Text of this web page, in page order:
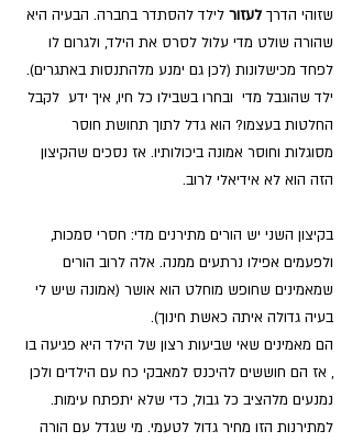
שזוהי הדרך לעזור לילד להסתדר בחברה. הבעיה היא
שהורה שולט מדי עלול לסרס את הילד, ולגרום לו
לפחד מכישלונות (לכן גם ימנע מלהתנסות באתגרים).
ילד שהוגבל מדי  ובחרו בשבילו כל חיו, איך ידע  לקבל
החלטות בעצמו? הוא גדל לתוך תחושת חוסר
מסוגלות וחוסר אמונה ביכולותיו. אז נסכים שהקיצון
הזה הוא לא אידיאלי לרוב.
בקיצון השני יש הורים מתירנים מדי: חסרי סמכות,
ולפעמים אפילו נרתעים ממנה. אלה לרוב הורים
שמאמינים שחופש מוחלט הוא אושר (אמונה שיש לי
בעיה גדולה איתה כאשת חינוך).
הם מאמינים שאי שביעות רצון של הילד היא פגיעה בו
, אז הם חוששים להיכנס למאבקי כח עם הילדים ולכן
נמנעים מלהציב כל גבול, כדי שלא יתפתח עימות.
למתירנות הזו מחיר גדול לטעמי. מי שגדל עם הורה